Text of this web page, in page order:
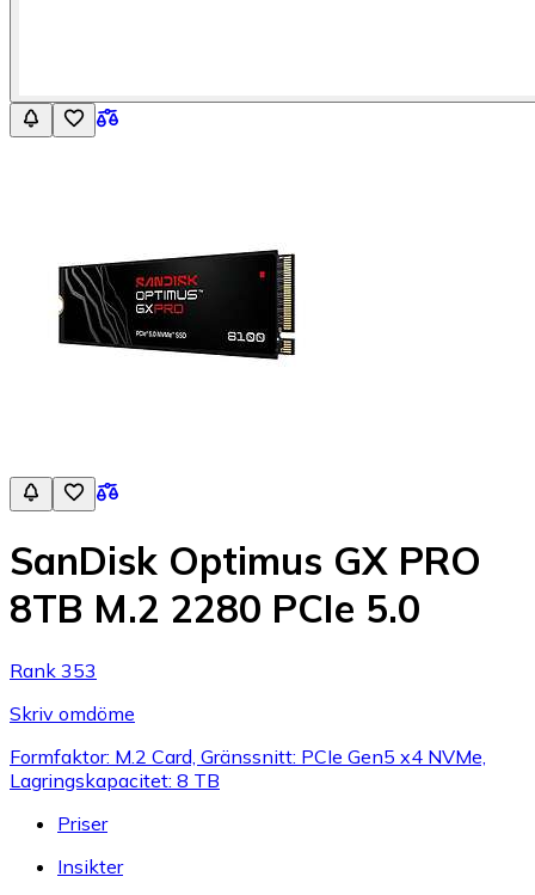
SanDisk Optimus GX PRO
8TB M.2 2280 PCIe 5.0
Rank 353
Skriv omdöme
Formfaktor: M.2 Card, Gränssnitt: PCIe Gen5 x4 NVMe,
Lagringskapacitet: 8 TB
Priser
Insikter